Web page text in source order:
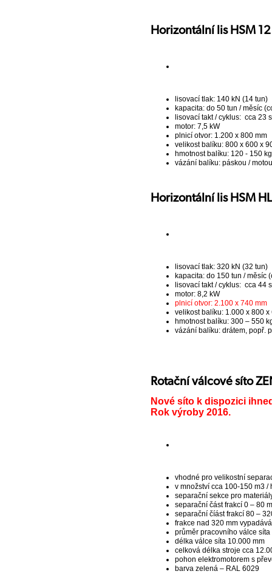
Horizontální lis HSM
lisovací tlak: 140 kN (14 tun)
kapacita: do 50 tun / měsíc
lisovací takt / cyklus: cca 23 s
motor: 7,5 kW
plnicí otvor: 1.200 x 800 mm
velikost balíku: 800 x 600 x
hmotnost balíku: 120 - 150
vázání balíku: páskou /
Horizontální lis HSM
lisovací tlak: 320 kN (32 tun)
kapacita: do 150 tun / měsíc
lisovací takt / cyklus: cca 44 s
motor: 8,2 kW
plnicí otvor: 2.100 x 740 mm
velikost balíku: 1.000 x 800 x
hmotnost balíku: 300 – 550
vázání balíku: drátem, popř.
Rotační válcové síto
Nové síto k dispozici
Rok výroby 2016.
vhodné pro velikostní
v množství cca 100-150 m3 /
separační sekce pro
separační část frakcí 0 – 80
separační číást frakcí 80 –
frakce nad 320 mm
průměr pracovního válce síta
délka válce síta 10.000 mm
celková délka stroje cca
pohon elektromotorem s
barva zelená – RAL 6029